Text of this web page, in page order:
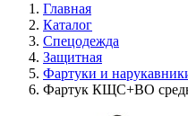
Главная
Каталог
Спецодежда
Защитная
Фартуки и
Фартук КЩС+ВО